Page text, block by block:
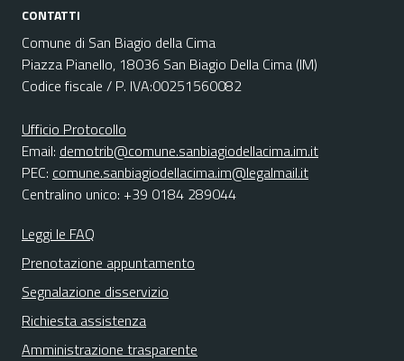
CONTATTI
Comune di San Biagio della Cima
Piazza Pianello, 18036 San Biagio Della Cima (IM)
Codice fiscale / P. IVA:00251560082
Ufficio Protocollo
Email: demotrib@comune.sanbiagiodellacima.im.it
PEC: comune.sanbiagiodellacima.im@legalmail.it
Centralino unico: +39 0184 289044
Leggi le FAQ
Prenotazione appuntamento
Segnalazione disservizio
Richiesta assistenza
Amministrazione trasparente